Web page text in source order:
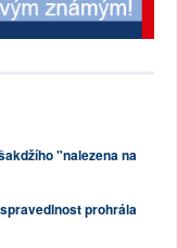
"nalezena na
prohrála